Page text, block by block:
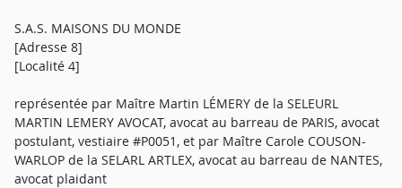
S.A.S. MAISONS DU MONDE
[Adresse 8]
[Localité 4]
représentée par Maître Martin LÉMERY de la SELEURL
MARTIN LEMERY AVOCAT, avocat au barreau de PARIS, avocat
postulant, vestiaire #P0051, et par Maître Carole COUSON-
WARLOP de la SELARL ARTLEX, avocat au barreau de NANTES,
avocat plaidant